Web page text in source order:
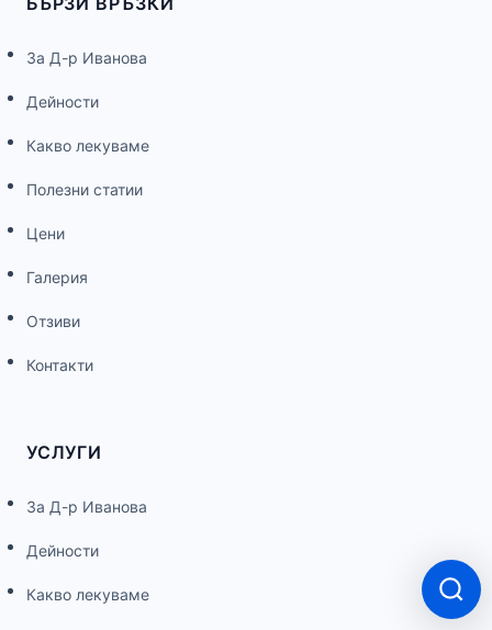
За Д-р Иванова
Дейности
Какво лекуваме
Полезни статии
Цени
Галерия
Отзиви
Контакти
УСЛУГИ
За Д-р Иванова
Дейности
Какво лекуваме